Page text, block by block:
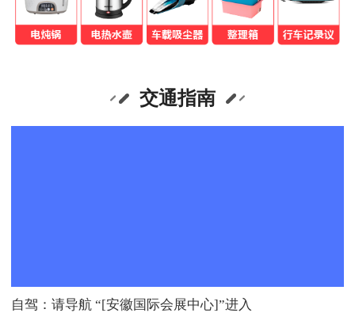
交通指南
自驾：请导航 “[安徽国际会展中心]”进入